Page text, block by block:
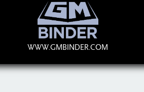
WWW.GMBINDER.COM